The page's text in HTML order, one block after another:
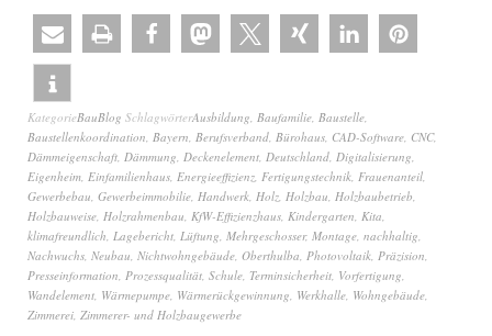
KategorieBauBlog SchlagwörterAusbildung, Baufamilie, Baustelle,
Baustellenkoordination, Bayern, Berufsverband, Bürohaus, CAD-Software, CNC,
Dämmeigenschaft, Dämmung, Deckenelement, Deutschland, Digitalisierung,
Eigenheim, Einfamilienhaus, Energieeffizienz, Fertigungstechnik, Frauenanteil,
Gewerbebau, Gewerbeimmobilie, Handwerk, Holz, Holzbau, Holzbaubetrieb,
Holzbauweise, Holzrahmenbau, KfW-Effizienzhaus, Kindergarten, Kita,
klimafreundlich, Lagebericht, Lüftung, Mehrgeschosser, Montage, nachhaltig,
Nachwuchs, Neubau, Nichtwohngebäude, Oberthulba, Photovoltaik, Präzision,
Presseinformation, Prozessqualität, Schule, Terminsicherheit, Vorfertigung,
Wandelement, Wärmepumpe, Wärmerückgewinnung, Werkhalle, Wohngebäude,
Zimmerei, Zimmerer- und Holzbaugewerbe